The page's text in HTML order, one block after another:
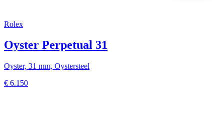
Rolex
Oyster Perpetual 31
Oyster, 31 mm, Oystersteel
€ 6.150